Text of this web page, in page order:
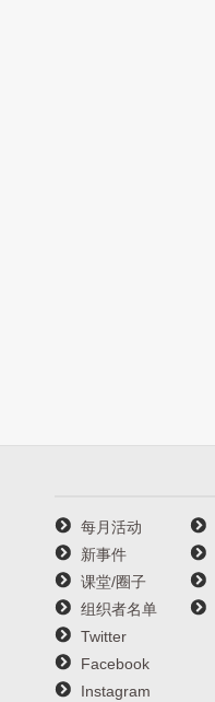
每月活动
新事件
课堂/圈子
组织者名单
Twitter
Facebook
Instagram